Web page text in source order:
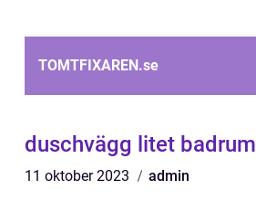
TOMTFIXAREN.se
duschvägg litet badrum
11 oktober 2023 admin